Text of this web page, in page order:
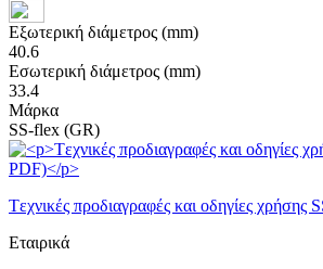
Εξωτερική διάμετρος (mm)
40.6
Εσωτερική διάμετρος (mm)
33.4
Μάρκα
SS-flex (GR)
Tεχνικές προδιαγραφές και οδηγίες
Εταιρικά